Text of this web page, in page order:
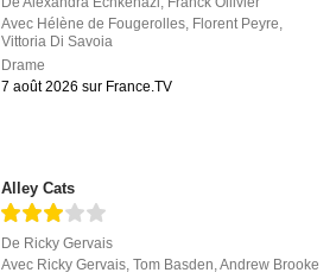
Avec Hélène de Fougerolles Florent Peyre
Vittoria Di Savoia
Drame
7 août 2026 sur France.TV
Alley Cats
De Ricky Gervais
Avec Ricky Gervais,Tom Basden,Andrew Brooke